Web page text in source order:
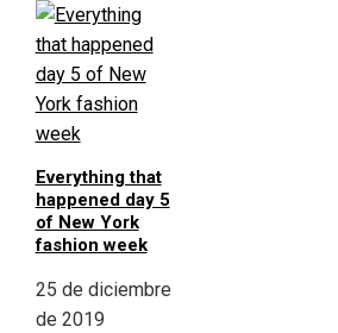
Everything that
happened day 5
of New York
fashion week
25 de diciembre
de 2019